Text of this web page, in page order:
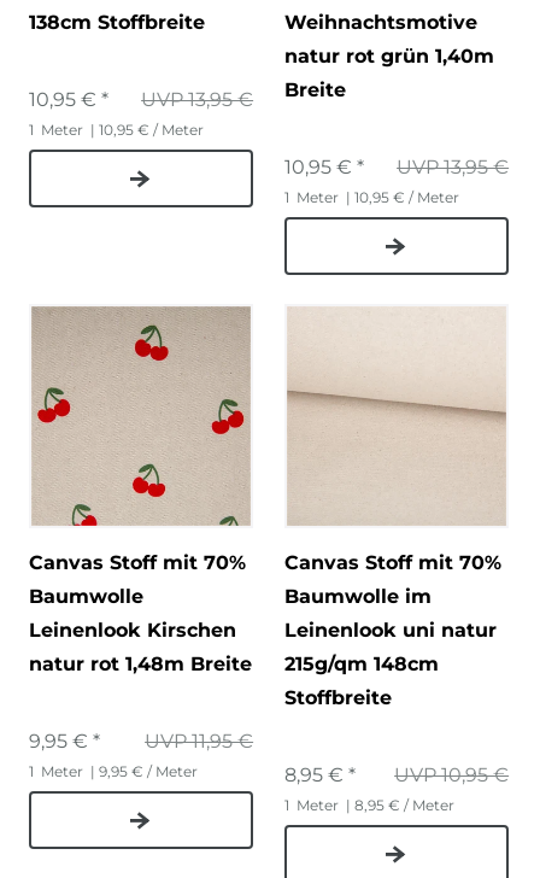
138cm Stoffbreite
UVP 13,95 €
10,95 € *
1 Meter | 10,95 € / Meter
Weihnachtsmotive
natur rot grün 1,40m
Breite
UVP 13,95 €
10,95 € *
1 Meter | 10,95 € / Meter
Canvas Stoff mit 70%
Baumwolle
Leinenlook Kirschen
natur rot 1,48m Breite
UVP 11,95 €
9,95 € *
1 Meter | 9,95 € / Meter
Canvas Stoff mit 70%
Baumwolle im
Leinenlook uni natur
215g/qm 148cm
Stoffbreite
UVP 10,95 €
8,95 € *
1 Meter | 8,95 € / Meter